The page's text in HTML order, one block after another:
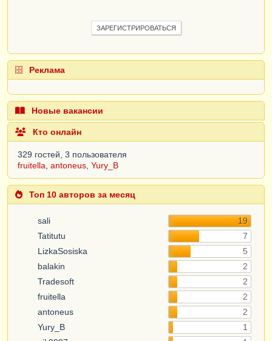
ЗАРЕГИСТРИРОВАТЬСЯ
Реклама
Новые вакансии
Кто онлайн
329 гостей, 3 пользователя
fruitella, antoneus, Yury_B
Топ 10 авторов за месяц
sali
19
Tatitutu
7
LizkaSosiska
5
balakin
2
Tradesoft
2
fruitella
2
antoneus
2
Yury_B
1